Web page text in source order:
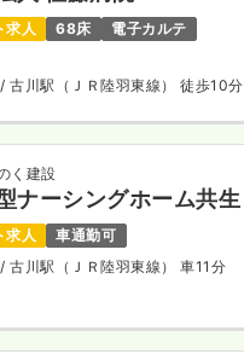
求人 68床
電子カルテ
/ 古川駅（ＪＲ陸羽東線） 徒歩10分
く建設
ナーシングホーム共生
求人
車通勤可
/ 古川駅（ＪＲ陸羽東線） 車11分